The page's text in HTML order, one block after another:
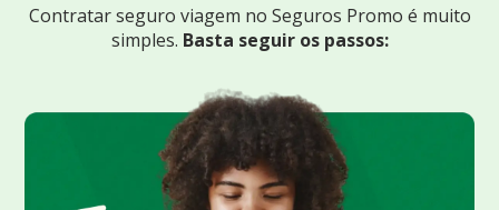
Contratar seguro viagem no Seguros Promo é muito
simples. Basta seguir os passos: